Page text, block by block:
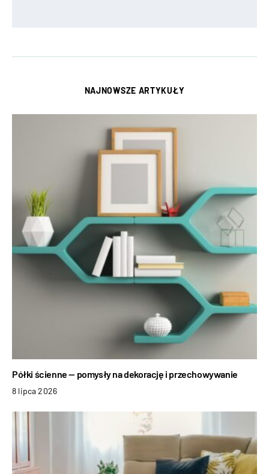
NAJNOWSZE ARTYKUŁY
Półki ścienne — pomysły na dekorację i przechowywanie
8 lipca 2026